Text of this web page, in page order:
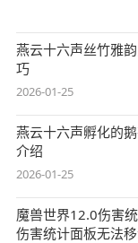
燕云十六声丝竹雅
巧
2026-01-25
燕云十六声孵化的
介绍
2026-01-25
魔兽世界12.0伤害
伤害统计面板无法